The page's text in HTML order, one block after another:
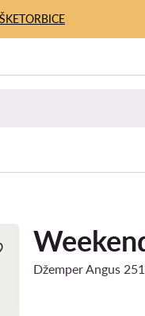
TORBICE
Džemper Angus